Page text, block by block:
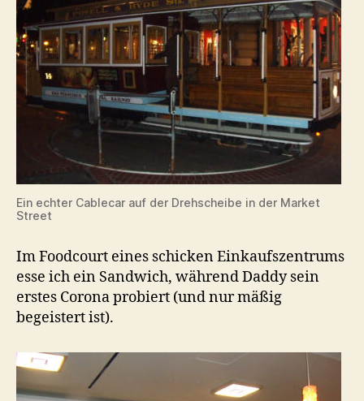
Ein echter Cablecar auf der Drehscheibe in der Market
Street
Im Foodcourt eines schicken Einkaufszentrums
esse ich ein Sandwich, während Daddy sein
erstes Corona probiert (und nur mäßig
begeistert ist).